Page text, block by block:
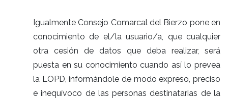
Igualmente Consejo Comarcal del Bierzo pone en
conocimiento de el/la usuario/a, que cualquier
otra cesión de datos que deba realizar, será
puesta en su conocimiento cuando así lo prevea
la LOPD, informándole de modo expreso, preciso
e inequívoco de las personas destinatarias de la